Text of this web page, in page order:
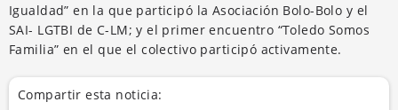
Igualdad” en la que participó la Asociación Bolo-Bolo y el
SAI- LGTBI de C-LM; y el primer encuentro “Toledo Somos
Familia” en el que el colectivo participó activamente.
Compartir esta noticia: